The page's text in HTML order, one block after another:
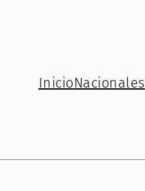
InicioNacionales